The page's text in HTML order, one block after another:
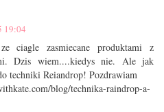
19:04
ciagle zasmiecane produktami z
Dzis wiem....kiedys nie. Ale jak
techniki Reiandrop! Pozdrawiam
blog/technika-raindrop-a-